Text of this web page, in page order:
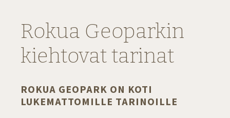
Rokua Geoparkin
kiehtovat tarinat
ROKUA GEOPARK ON KOTI
LUKEMATTOMILLE TARINOILLE